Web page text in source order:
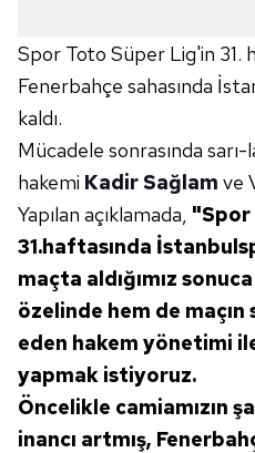
Spor Toto Süper Lig'in 31.
Fenerbahçe sahasında
kaldı.
Mücadele sonrasında
hakemi Kadir Sağlam ve
Yapılan açıklamada, "Spor
31.haftasında
maçta aldığımız
özelinde hem de
eden hakem yönetimi
yapmak istiyoruz.
Öncelikle camiamızın
inancı artmış,